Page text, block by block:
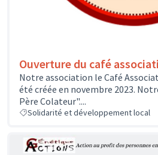
Ouverture du café
Notre association le Café
été créée en novembre 2023.
Père Colateur"....
Solidarité et développement local